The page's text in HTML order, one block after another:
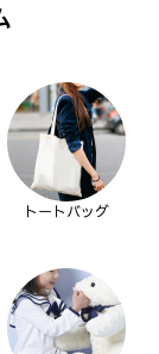
トートバッグ